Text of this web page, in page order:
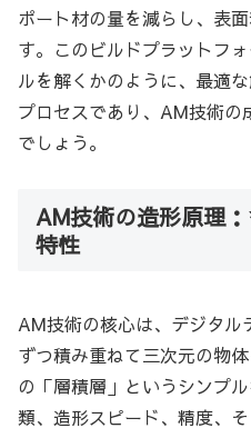
ポート材の量を減らし、表
す。このビルドプラットフ
ルを解くかのように、最適
プロセスであり、AM技術の
でしょう。
AM技術の造形原理
特性
AM技術の核心は、デジタル
ずつ積み重ねて三次元の物
の「層積層」というシンプ
類、造形スピード、精度、